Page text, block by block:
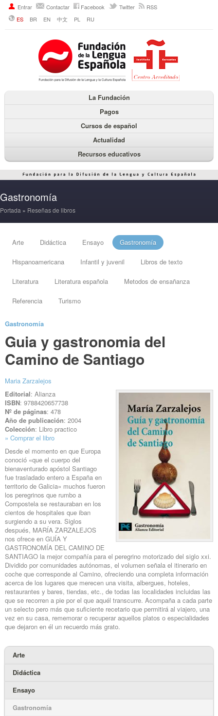
Entrar Contactar Facebook Twitter
RSS
ES
BR EN 中文 PL RU
La Fundación
Pagos
Cursos de español
Actualidad
Recursos educativos
Gastronomía
Portada » Reseñas de libros
Arte Didáctica Ensayo Gastronomía
Hispanoamericana Infantil y juvenil Libros de texto
Literatura Literatura española Metodos de ensañanza
Referencia Turismo
Gastronomía
Guia y gastronomia del
Camino de Santiago
Maria Zarzalejos
Editorial: Alianza
ISBN: 9788420657738
Nº de páginas: 478
Año de publicación: 2004
Colección: Libro practico
» Comprar el libro
Desde el momento en que Europa
conoció «que el cuerpo del
bienaventurado apóstol Santiago
fue trasladado entero a España en
territorio de Galicia» muchos fueron
los peregrinos que rumbo a
Compostela se restauraban en los
cientos de hospitales que iban
surgiendo a su vera. Siglos
después, MARÍA ZARZALEJOS
nos ofrece en GUÍA Y
GASTRONOMÍA DEL CAMINO DE
SANTIAGO la mejor compañía para el peregrino motorizado del siglo xxi.
Dividido por comunidades autónomas, el volumen señala el itinerario en
coche que corresponde al Camino, ofreciendo una completa información
acerca de los lugares que merecen una visita, albergues, hoteles,
restaurantes y bares, tiendas, etc., de todas las localidades ­incluidas las
que se recorren a pie­ por el que aquél transcurre. Acompaña a cada parte
un selecto pero más que suficiente recetario que permitirá al viajero, una
vez en su casa, rememorar o recuperar aquellos platos o especialidades
que dejaron en él un recuerdo más grato.
Arte
Didáctica
Ensayo
Gastronomía